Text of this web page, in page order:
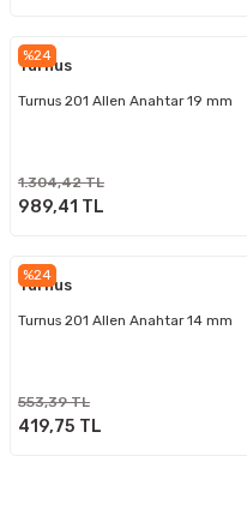
%24
Turnus
Turnus 201 Allen Anahtar 19 mm
1.304,42 TL
989,41 TL
%24
Turnus
Turnus 201 Allen Anahtar 14 mm
553,39 TL
419,75 TL